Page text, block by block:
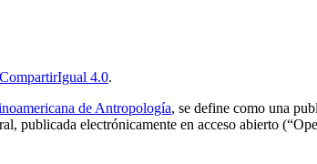
4.0.
de Antropología, se define como una
publicada electrónicamente en acceso abierto